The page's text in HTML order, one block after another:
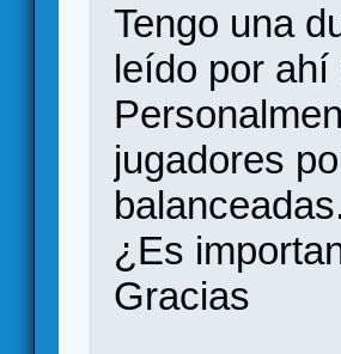
Tengo una
leído por
jugadores
¿Es
Gracias